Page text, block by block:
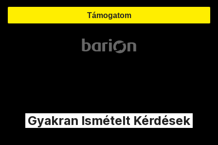
Gyakran Ismételt Kérdések